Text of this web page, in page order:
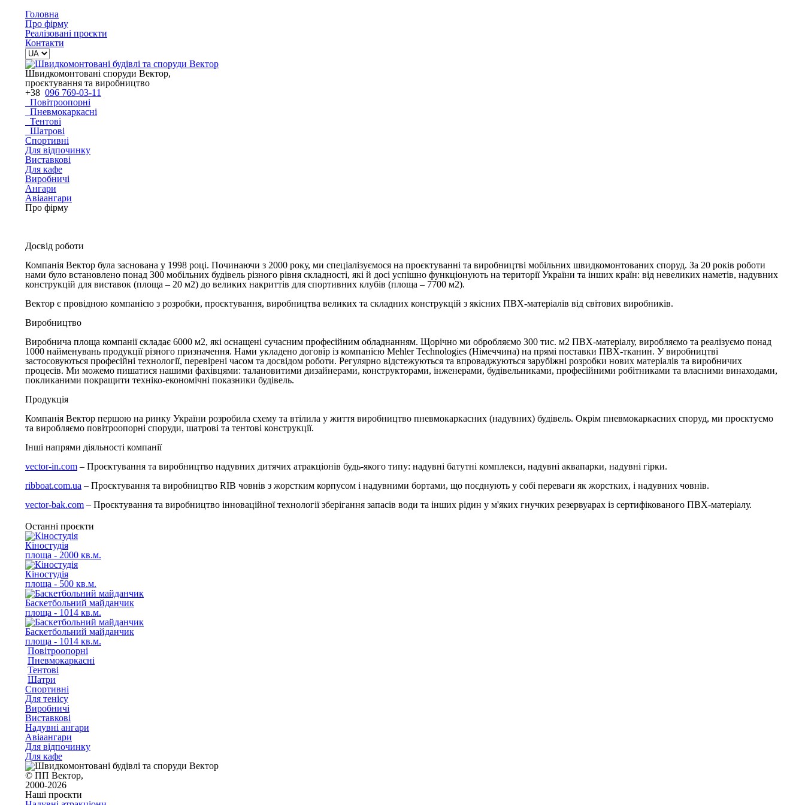
Головна
Про фірму
Реалізовані проєкти
Контакти
Швидкомонтовані споруди Вектор,
проєктування та виробництво
+38 096 769-03-11
Повітроопорні
Пневмокаркасні
Тентові
Шатрові
Спортивні
Для відпочинку
Виставкові
Для кафе
Виробничі
Ангари
Авіаангари
Про фірму
Досвід роботи
Компанія Вектор була заснована у 1998 році. Починаючи з 2000 року, ми спеціалізуємося на проєктуванні та виробництві мобільних швидкомонтованих споруд. За 20 років роботи
нами було встановлено понад 300 мобільних будівель різного рівня складності, які й досі успішно функціонують на території України та інших країн: від невеликих наметів, надувних
конструкцій для виставок (площа – 20 м2) до великих накриттів для спортивних клубів (площа – 7700 м2).
Вектор є провідною компанією з розробки, проєктування, виробництва великих та складних конструкцій з якісних ПВХ-матеріалів від світових виробників.
Виробництво
Виробнича площа компанії складає 6000 м2, які оснащені сучасним професійним обладнанням. Щорічно ми обробляємо 300 тис. м2 ПВХ-матеріалу, виробляємо та реалізуємо понад
1000 найменувань продукції різного призначення. Нами укладено договір із компанією Mehler Technologies (Німеччина) на прямі поставки ПВХ-тканин. У виробництві
застосовуються професійні технології, перевірені часом та досвідом роботи. Регулярно відстежуються та впроваджуються зарубіжні розробки нових матеріалів та виробничих
процесів. Ми можемо пишатися нашими фахівцями: талановитими дизайнерами, конструкторами, інженерами, будівельниками, професійними робітниками та власними винаходами,
покликаними покращити техніко-економічні показники будівель.
Продукція
Компанія Вектор першою на ринку України розробила схему та втілила у життя виробництво пневмокаркасних (надувних) будівель. Окрім пневмокаркасних споруд, ми проєктуємо
та виробляємо повітроопорні споруди, шатрові та тентові конструкції.
Інші напрями діяльності компанії
vector-in.com – Проєктування та виробництво надувних дитячих атракціонів будь-якого типу: надувні батутні комплекси, надувні аквапарки, надувні гірки.
ribboat.com.ua – Проєктування та виробництво RIB човнів з жорстким корпусом і надувними бортами, що поєднують у собі переваги як жорстких, і надувних човнів.
vector-bak.com – Проєктування та виробництво інноваційної технології зберігання запасів води та інших рідин у м'яких гнучких резервуарах із сертифікованого ПВХ-матеріалу.
Останні проєкти
Кіностудія
площа - 2000 кв.м.
Кіностудія
площа - 500 кв.м.
Баскетбольний майданчик
площа - 1014 кв.м.
Баскетбольний майданчик
площа - 1014 кв.м.
Повітроопорні
Пневмокаркасні
Тентові
Шатри
Спортивні
Для тенісу
Виробничі
Виставкові
Надувні ангари
Авіаангари
Для відпочинку
Для кафе
© ПП Вектор,
2000-2026
Наші проєкти